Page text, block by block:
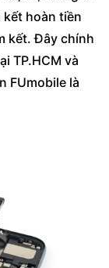
hoàn tiền
kết. Đây chính
TP.HCM và
FUmobile là